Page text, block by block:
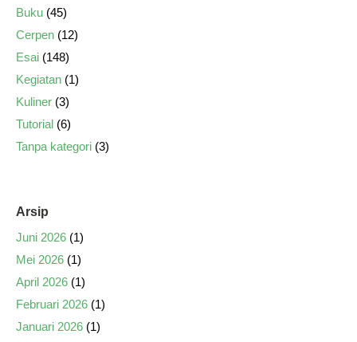
Buku (45)
Cerpen (12)
Esai (148)
Kegiatan (1)
Kuliner (3)
Tutorial (6)
Tanpa kategori (3)
Arsip
Juni 2026 (1)
Mei 2026 (1)
April 2026 (1)
Februari 2026 (1)
Januari 2026 (1)